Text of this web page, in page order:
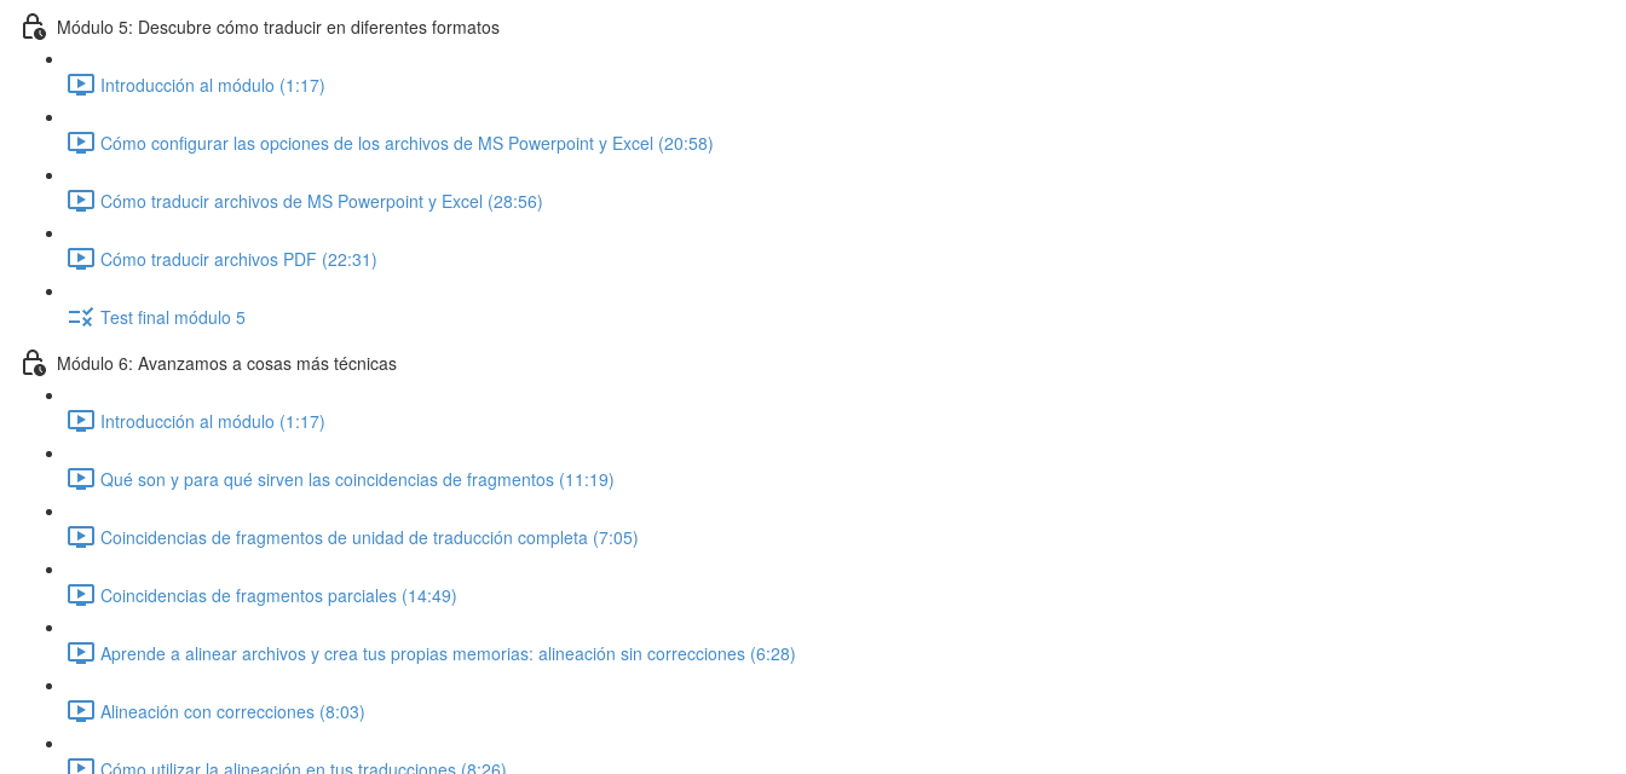
Módulo 5: Descubre cómo traducir en diferentes formatos
Introducción al módulo (1:17)
Cómo configurar las opciones de los archivos de MS Powerpoint y Excel (20:58)
Cómo traducir archivos de MS Powerpoint y Excel (28:56)
Cómo traducir archivos PDF (22:31)
Test final módulo 5
Módulo 6: Avanzamos a cosas más técnicas
Introducción al módulo (1:17)
Qué son y para qué sirven las coincidencias de fragmentos (11:19)
Coincidencias de fragmentos de unidad de traducción completa (7:05)
Coincidencias de fragmentos parciales (14:49)
Aprende a alinear archivos y crea tus propias memorias: alineación sin correcciones (6:28)
Alineación con correcciones (8:03)
Cómo utilizar la alineación en tus traducciones (8:26)